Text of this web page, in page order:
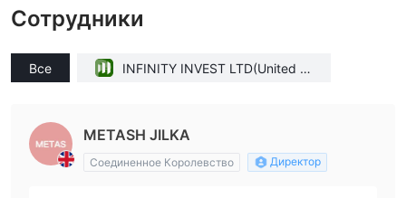
Сотрудники
Все
INFINITY INVEST LTD(United Ki
METASH JILKA
Соединенное Королевство Директор